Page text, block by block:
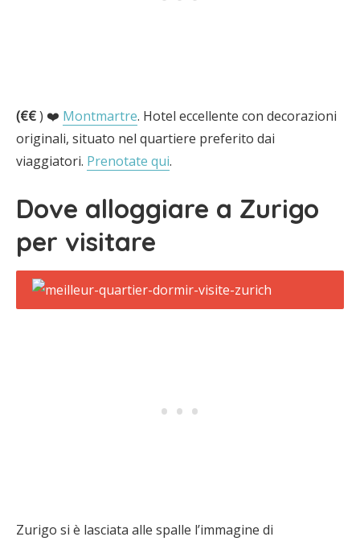
(€€) ❤️ Montmartre. Hotel eccellente con decorazioni
originali, situato nel quartiere preferito dai
viaggiatori. Prenotate qui.
Dove alloggiare a Zurigo
per visitare
Zurigo si è lasciata alle spalle l’immagine di